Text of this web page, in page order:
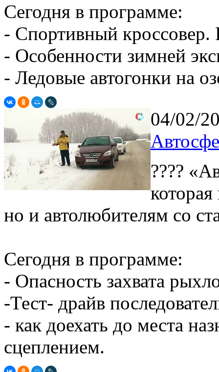
Сегодня в программе:
- Спортивный кроссовер.
- Особенности зимней
- Ледовые автогонки на
04/02/
????
но и автолюбителям со
Сегодня в программе:
- Опасность захвата
-Тест- драйв
- как доехать до места
сцеплением.